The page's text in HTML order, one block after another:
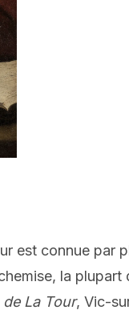
est connue
la
La Tour, Vic-